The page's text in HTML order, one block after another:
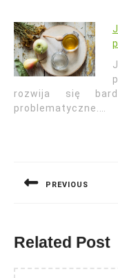
rozwija się
problematyczne.…
PREVIOUS
Related Post